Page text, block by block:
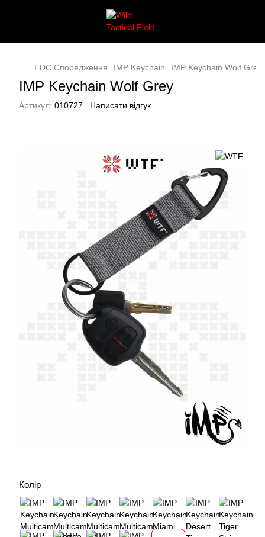
EDC Спорядження IMP Keychain IMP Keychain Wolf Grey
IMP Keychain Wolf Grey
Артикул: 010727 Написати відгук
Колір